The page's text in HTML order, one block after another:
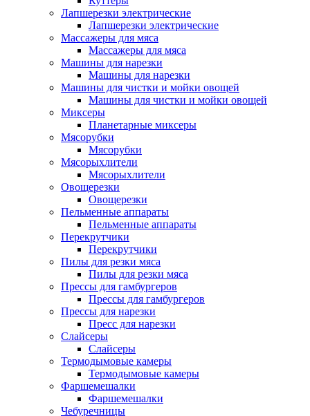
Лапшерезки электрические
Лапшерезки электрические
Массажеры для мяса
Массажеры для мяса
Машины для нарезки
Машины для нарезки
Машины для чистки и мойки овощей
Машины для чистки и мойки овощей
Миксеры
Планетарные миксеры
Мясорубки
Мясорубки
Мясорыхлители
Мясорыхлители
Овощерезки
Овощерезки
Пельменные аппараты
Пельменные аппараты
Перекрутчики
Перекрутчики
Пилы для резки мяса
Пилы для резки мяса
Прессы для гамбургеров
Прессы для гамбургеров
Прессы для нарезки
Пресс для нарезки
Слайсеры
Слайсеры
Термодымовые камеры
Термодымовые камеры
Фаршемешалки
Фаршемешалки
Чебуречницы